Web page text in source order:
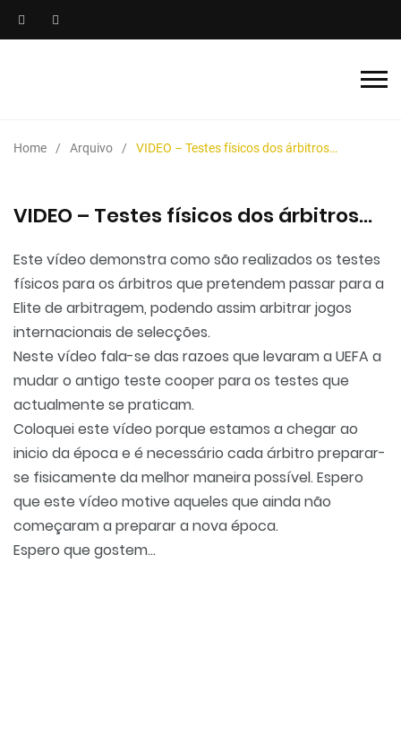
Home Arquivo VIDEO – Testes físicos dos árbitros…
VIDEO – Testes físicos dos árbitros…
Este vídeo demonstra como são realizados os testes
físicos para os árbitros que pretendem passar para a
Elite de arbitragem, podendo assim arbitrar jogos
internacionais de selecções.
Neste vídeo fala-se das razoes que levaram a UEFA a
mudar o antigo teste cooper para os testes que
actualmente se praticam.
Coloquei este vídeo porque estamos a chegar ao
inicio da época e é necessário cada árbitro preparar-
se fisicamente da melhor maneira possível. Espero
que este vídeo motive aqueles que ainda não
começaram a preparar a nova época.
Espero que gostem…